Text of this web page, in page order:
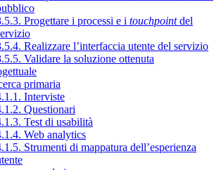
Progettare i processi e i touchpointdel
Realizzare l’interfaccia utente del servizio
Validare la soluzione ottenuta
primaria
Interviste
Questionari
Test di usabilità
Web analytics
Strumenti di mappatura dell’esperienza